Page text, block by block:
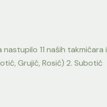
11 naših takmičara i
Grujić, Rosić) 2. Subotić